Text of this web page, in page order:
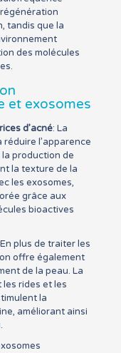
tandis que la
des molécules
et exosomes
d’acné: La
l’apparence
production de
la texture de la
les exosomes,
grâce aux
bioactives
plus de traiter les
offre également
de la peau. La
rides et les
la
améliorant ainsi